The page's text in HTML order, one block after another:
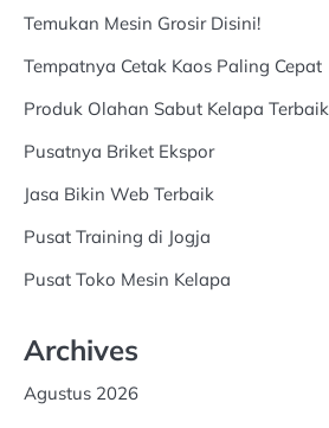
Temukan Mesin Grosir Disini!
Tempatnya Cetak Kaos Paling Cepat
Produk Olahan Sabut Kelapa Terbaik
Pusatnya Briket Ekspor
Jasa Bikin Web Terbaik
Pusat Training di Jogja
Pusat Toko Mesin Kelapa
Archives
Agustus 2026